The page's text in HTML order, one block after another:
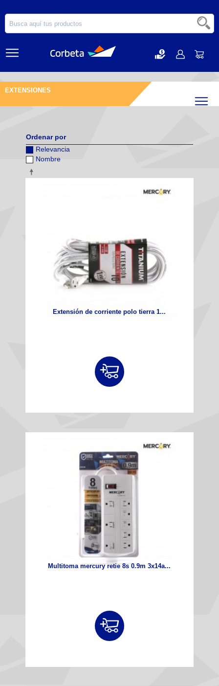
EXTENSIONES
Ordenar por
Relevancia
Nombre
Extensión de corriente polo tierra 1...
Multitoma mercury retie 8s 0.9m 3x14a...